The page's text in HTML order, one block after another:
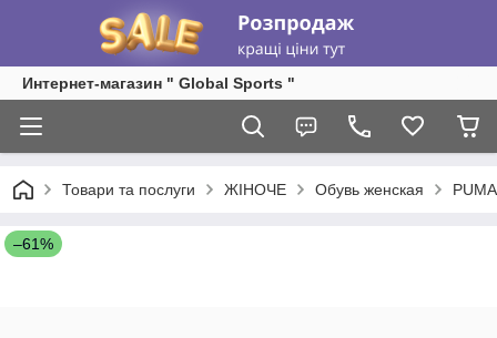
Интернет-магазин " Global Sports "
Товари та послуги ЖІНОЧЕ Обувь женская PUMA
–61%